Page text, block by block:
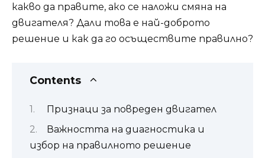
какво да правите, ако се наложи смяна на
двигателя? Дали това е най-доброто
решение и как да го осъществите правилно?
Contents
Признаци за повреден двигател
Важността на диагностика и
избор на правилното решение